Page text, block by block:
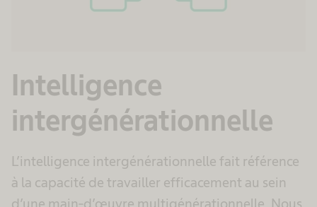
Intelligence
intergénérationnelle
L’intelligence intergénérationnelle fait référence
à la capacité de travailler efficacement au sein
d’une main-d’œuvre multigénérationnelle. Nous